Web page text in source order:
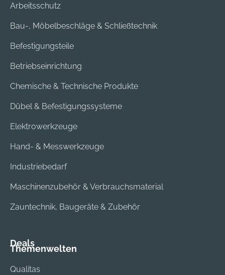
Arbeitsschutz
Bau-, Möbelbeschläge & Schließtechnik
Befestigungsteile
Betriebseinrichtung
Chemische & Technische Produkte
Dübel & Befestigungssysteme
Elektrowerkzeuge
Hand- & Messwerkzeuge
Industriebedarf
Maschinenzubehör & Verbrauchsmaterial
Zauntechnik, Baugeräte & Zubehör
Deals
Themenwelten
Qualitas